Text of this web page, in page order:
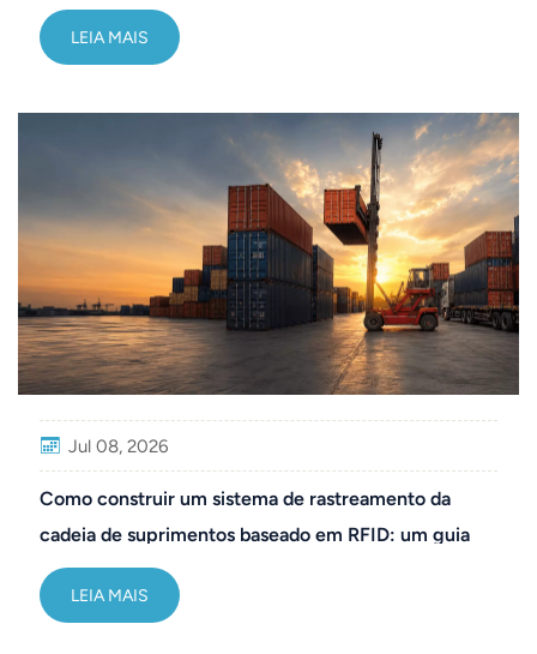
LEIA MAIS
Jul 08, 2026
Como construir um sistema de rastreamento da
cadeia de suprimentos baseado em RFID: um guia
passo a passo
LEIA MAIS